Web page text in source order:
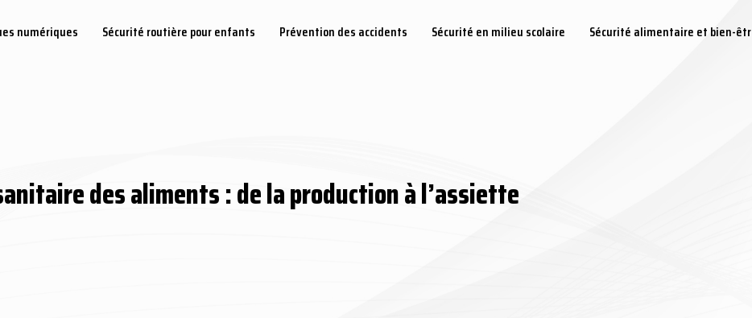
numériques Sécurité routière pour enfants Prévention des accidents Sécurité en milieu scolaire Sécurité alimentaire et bien-
des aliments : de la production à l’assiette